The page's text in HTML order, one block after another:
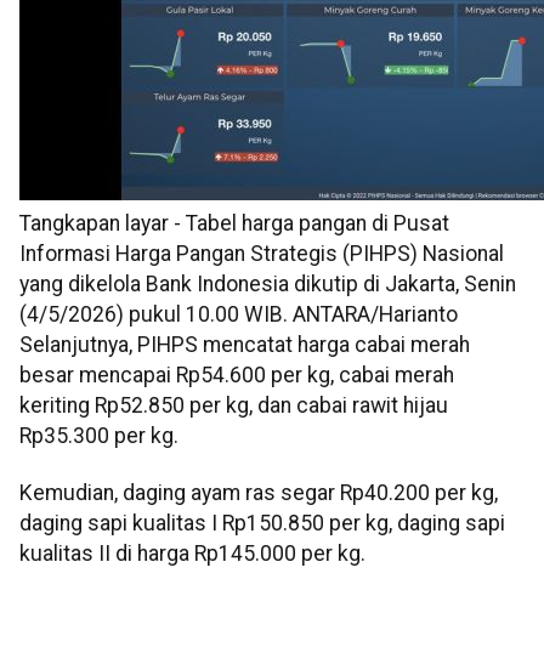
Tangkapan layar - Tabel harga pangan di Pusat
Informasi Harga Pangan Strategis (PIHPS) Nasional
yang dikelola Bank Indonesia dikutip di Jakarta, Senin
(4/5/2026) pukul 10.00 WIB. ANTARA/Harianto
Selanjutnya, PIHPS mencatat harga cabai merah
besar mencapai Rp54.600 per kg, cabai merah
keriting Rp52.850 per kg, dan cabai rawit hijau
Rp35.300 per kg.
Kemudian, daging ayam ras segar Rp40.200 per kg,
daging sapi kualitas I Rp150.850 per kg, daging sapi
kualitas II di harga Rp145.000 per kg.